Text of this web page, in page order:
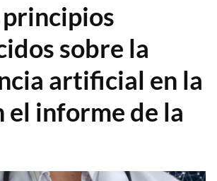
principios
sobre la
artificial en la
el informe de la